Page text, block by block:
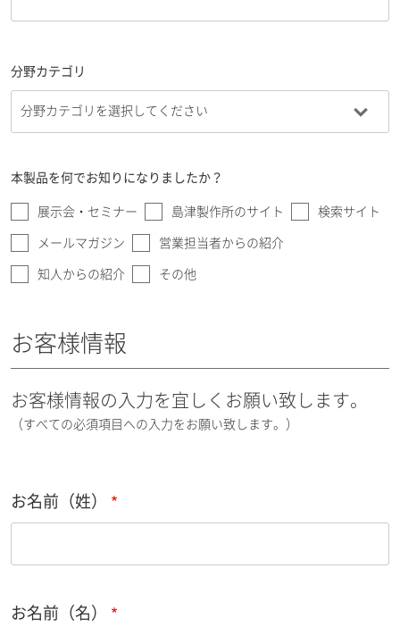
分野カテゴリ
本製品を何でお知りになりましたか？
展示会・セミナー 島津製作所のサイト 検索サイト
メールマガジン 営業担当者からの紹介
知人からの紹介 その他
お客様情報
お客様情報の入力を宜しくお願い致します。
（すべての必須項目への入力をお願い致します。）
お名前（姓）
お名前（名）